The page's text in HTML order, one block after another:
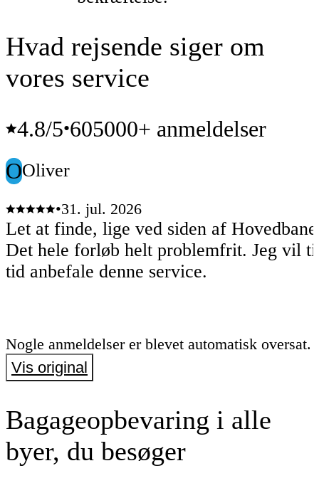
Hvad rejsende siger om
vores service
4.8/5•605000+ anmeldelser
OOliver
•31. jul. 2026
Let at finde, lige ved siden af
Det hele forløb helt problemfrit. Jeg vil
tid anbefale denne service.
Nogle anmeldelser er blevet automatisk oversat.
Vis original
Bagageopbevaring i alle
byer, du besøger